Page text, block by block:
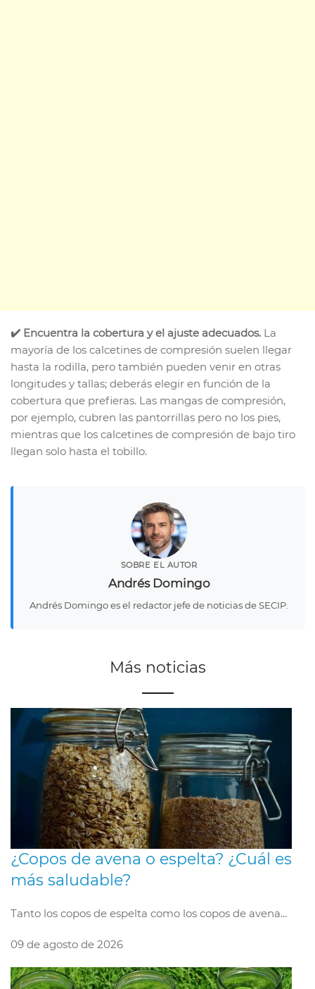
✔️ Encuentra la cobertura y el ajuste adecuados. La
mayoría de los calcetines de compresión suelen llegar
hasta la rodilla, pero también pueden venir en otras
longitudes y tallas; deberás elegir en función de la
cobertura que prefieras. Las mangas de compresión,
por ejemplo, cubren las pantorrillas pero no los pies,
mientras que los calcetines de compresión de bajo tiro
llegan solo hasta el tobillo.
SOBRE EL AUTOR
Andrés Domingo
Andrés Domingo es el redactor jefe de noticias de SECIP.
Más noticias
¿Copos de avena o espelta? ¿Cuál es
más saludable?
Tanto los copos de espelta como los copos de avena...
09 de agosto de 2026